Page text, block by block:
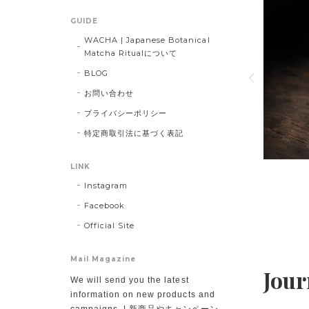
京番茶の燻香と抹茶の旨味を重ねた、 「感覚」を切り替えるための抹
に別の場所へ連れていきます。 甘さはなく、余韻を楽しむ設計。 ウイ
スキーやクラフトビールが好きな方にも。 A smoky matcha layered
with Kyoto bancha. Not for sweetness, but for depth and
GUIDE
WACHA | Japanese Botanical
Matcha Ritualについて
BLOG
お問い合わせ
プライバシーポリシー
特定商取引法に基づく表記
LINK
Instagram
Facebook
Official Site
Mail Magazine
We will send you the latest
information on new products and